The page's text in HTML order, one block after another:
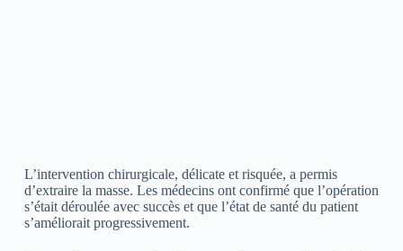
L’intervention chirurgicale, délicate et risquée, a permis
d’extraire la masse. Les médecins ont confirmé que l’opération
s’était déroulée avec succès et que l’état de santé du patient
s’améliorait progressivement.